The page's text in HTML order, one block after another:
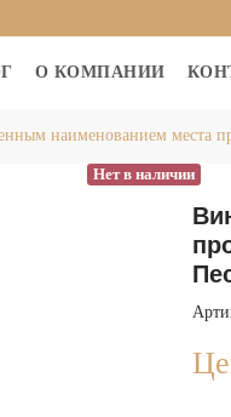
О КОМПАНИИ
наименованием места
Нет в наличии